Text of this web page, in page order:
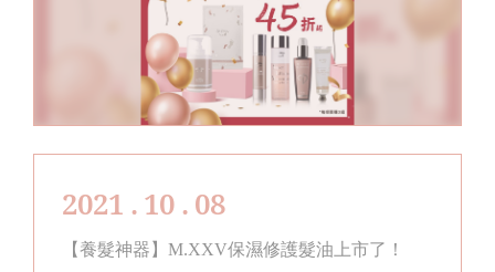
2021 . 10 . 08
【養髮神器】M.XXV保濕修護髮油上市了！